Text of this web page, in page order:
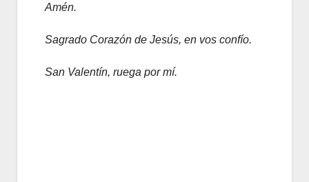
Amén.
Sagrado Corazón de Jesús, en vos confío.
San Valentín, ruega por mí.